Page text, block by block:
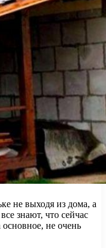
не выходя из дома, а
знают, что сейчас
не очень